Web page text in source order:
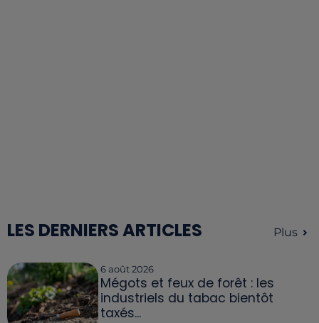
LES DERNIERS ARTICLES Plus
6 août 2026
Mégots et feux de forêt : les
industriels du tabac bientôt
taxés...